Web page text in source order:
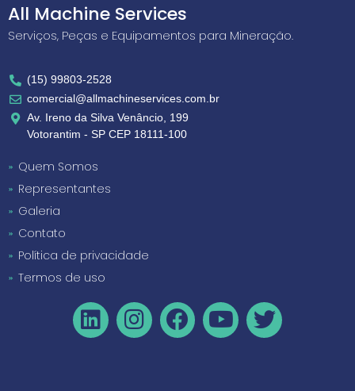
All Machine Services
Serviços, Peças e Equipamentos para Mineração.
(15) 99803-2528
comercial@allmachineservices.com.br
Av. Ireno da Silva Venâncio, 199
Votorantim - SP CEP 18111-100
Quem Somos
Representantes
Galeria
Contato
Política de privacidade
Termos de uso